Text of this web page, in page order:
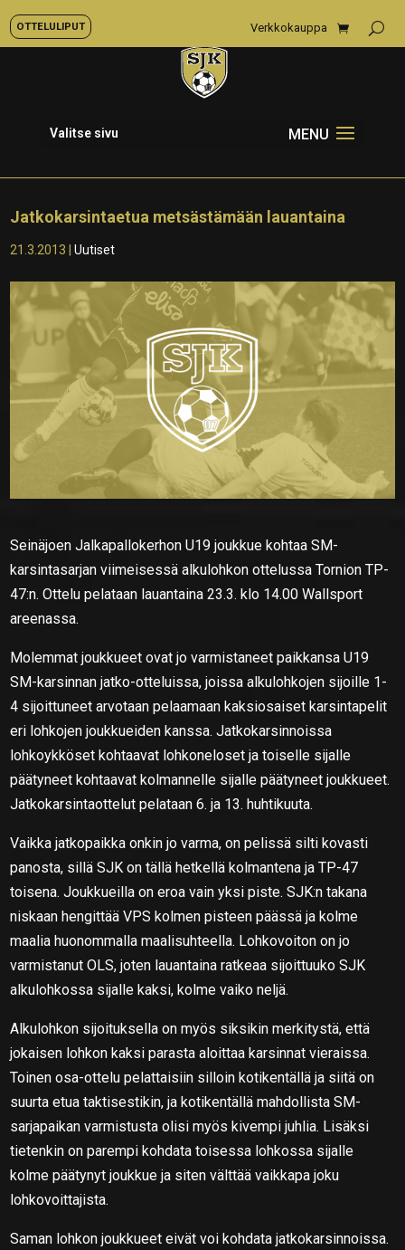
OTTELULIPUT Verkkokauppa
Valitse sivu
Jatkokarsintaetua metsästämään lauantaina
21.3.2013 |Uutiset
Seinäjoen Jalkapallokerhon U19 joukkue kohtaa SM-
karsintasarjan viimeisessä alkulohkon ottelussa Tornion TP-
47:n. Ottelu pelataan lauantaina 23.3. klo 14.00 Wallsport
areenassa.
Molemmat joukkueet ovat jo varmistaneet paikkansa U19
SM-karsinnan jatko-otteluissa, joissa alkulohkojen sijoille 1-
4 sijoittuneet arvotaan pelaamaan kaksiosaiset karsintapelit
eri lohkojen joukkueiden kanssa. Jatkokarsinnoissa
lohkoykköset kohtaavat lohkoneloset ja toiselle sijalle
päätyneet kohtaavat kolmannelle sijalle päätyneet joukkueet.
Jatkokarsintaottelut pelataan 6. ja 13. huhtikuuta.
Vaikka jatkopaikka onkin jo varma, on pelissä silti kovasti
panosta, sillä SJK on tällä hetkellä kolmantena ja TP-47
toisena. Joukkueilla on eroa vain yksi piste. SJK:n takana
niskaan hengittää VPS kolmen pisteen päässä ja kolme
maalia huonommalla maalisuhteella. Lohkovoiton on jo
varmistanut OLS, joten lauantaina ratkeaa sijoittuuko SJK
alkulohkossa sijalle kaksi, kolme vaiko neljä.
Alkulohkon sijoituksella on myös siksikin merkitystä, että
jokaisen lohkon kaksi parasta aloittaa karsinnat vieraissa.
Toinen osa-ottelu pelattaisiin silloin kotikentällä ja siitä on
suurta etua taktisestikin, ja kotikentällä mahdollista SM-
sarjapaikan varmistusta olisi myös kivempi juhlia. Lisäksi
tietenkin on parempi kohdata toisessa lohkossa sijalle
kolme päätynyt joukkue ja siten välttää vaikkapa joku
lohkovoittajista.
Saman lohkon joukkueet eivät voi kohdata jatkokarsinnoissa.